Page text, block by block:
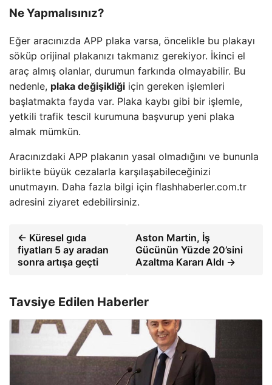
Ne Yapmalısınız?
Eğer aracınızda APP plaka varsa, öncelikle bu plakayı
söküp orijinal plakanızı takmanız gerekiyor. İkinci el
araç almış olanlar, durumun farkında olmayabilir. Bu
nedenle, plaka değişikliği için gereken işlemleri
başlatmakta fayda var. Plaka kaybı gibi bir işlemle,
yetkili trafik tescil kurumuna başvurup yeni plaka
almak mümkün.
Aracınızdaki APP plakanın yasal olmadığını ve bununla
birlikte büyük cezalarla karşılaşabileceğinizi
unutmayın. Daha fazla bilgi için flashhaberler.com.tr
adresini ziyaret edebilirsiniz.
← Küresel gıda
fiyatları 5 ay aradan
sonra artışa geçti
Aston Martin, İş
Gücünün Yüzde 20’sini
Azaltma Kararı Aldı →
Tavsiye Edilen Haberler